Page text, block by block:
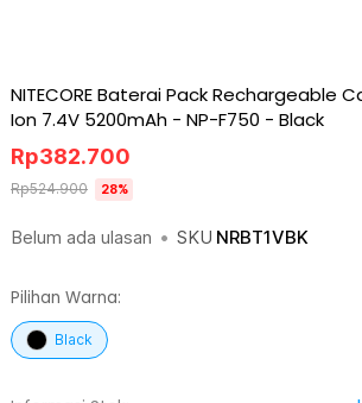
NITECORE Baterai Pack Rechargeable
Ion 7.4V 5200mAh - NP-F750 - Black
Belum ada ulasan • SKU NRBT1VBK
Rp382.700
Rp524.900 28%
Pilihan Warna:
Black